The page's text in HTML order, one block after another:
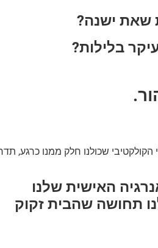
שאת ישנה?
בלילות?
שכולנו חלק ממנו כרגע,
האישית שלנו
תחושה שהבית זקוק